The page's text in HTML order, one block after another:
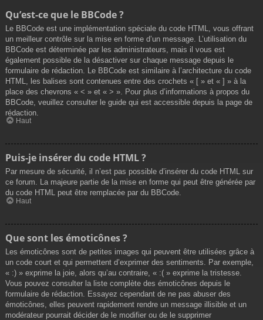
Qu’est-ce que le BBCode ?
Le BBCode est une implémentation spéciale du code HTML, vous offrant
un meilleur contrôle sur la mise en forme d’un message. L’utilisation du
BBCode est déterminée par les administrateurs, mais il vous est
également possible de la désactiver sur chaque message depuis le
formulaire de rédaction. Le BBCode est similaire à l’architecture du code
HTML, les balises sont contenues entre des crochets « [ » et « ] » à la
place des chevrons « < » et « > ». Pour plus d’informations à propos du
BBCode, veuillez consulter le guide qui est accessible depuis la page de
rédaction.
Haut
Puis-je insérer du code HTML ?
Par mesure de sécurité, il n’est pas possible d’insérer du code HTML sur
ce forum. La majeure partie de la mise en forme qui peut être générée par
du code HTML peut être remplacée par du BBCode.
Haut
Que sont les émoticônes ?
Les émoticônes sont de petites images qui peuvent être utilisées grâce à
un code court et qui permettent d’exprimer des sentiments. Par exemple,
« :) » exprime la joie, alors qu’au contraire, « :( » exprime la tristesse.
Vous pouvez consulter la liste complète des émoticônes depuis le
formulaire de rédaction. Essayez cependant de ne pas abuser des
émoticônes, elles peuvent rapidement rendre un message illisible et un
modérateur pourrait décider de le modifier ou de le supprimer